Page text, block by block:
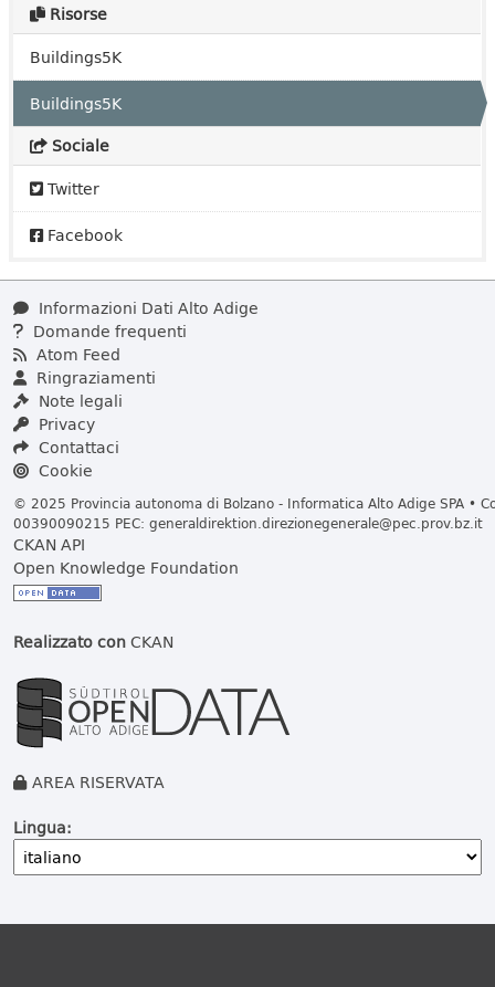
Risorse
Buildings5K
Buildings5K
Sociale
Twitter
Facebook
Informazioni Dati Alto Adige
Domande frequenti
Atom Feed
Ringraziamenti
Note legali
Privacy
Contattaci
Cookie
© 2025 Provincia autonoma di Bolzano - Informatica Alto Adige SPA •
00390090215 PEC: generaldirektion.direzionegenerale@pec.prov.bz.it
CKAN API
Open Knowledge Foundation
Realizzato conCKAN
AREA RISERVATA
Lingua